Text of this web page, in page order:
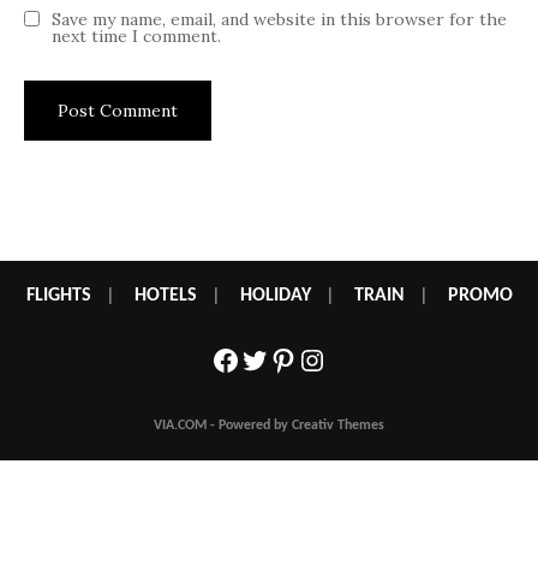
Save my name, email, and website in this browser for the
next time I comment.
FLIGHTS HOTELS HOLIDAY| TRAIN PROMO
Facebook
Twitter
Pinterest
Instagram
VIA.COM - Powered by Creativ Themes